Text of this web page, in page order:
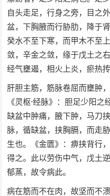
自头走足，行身之旁，目之
盆，下胸腋而行胁肋，降于
癸水不至下寒，而甲木不至
敛，辛金之敛，缘于戊土之
经气壅遏，相火上炎，瘀热
肝胆主筋，筋脉卷屈而壅肿
《灵枢·经脉》：胆足少阳之
缺盆中肿痛，腋下肿，马刀
脉，循缺盆，挟胸膈，而走
生也。《金匮》：痹挟背行
得之。此以劳伤中气，戊土
郁蒸，故令病此。
病在筋而不在肉，故坚而不